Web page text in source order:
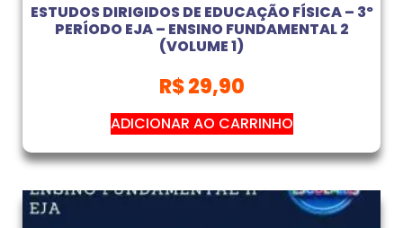
ESTUDOS DIRIGIDOS DE EDUCAÇÃO FÍSICA – 3º
PERÍODO EJA – ENSINO FUNDAMENTAL 2
(VOLUME 1)
R$29,90
ADICIONAR AO CARRINHO